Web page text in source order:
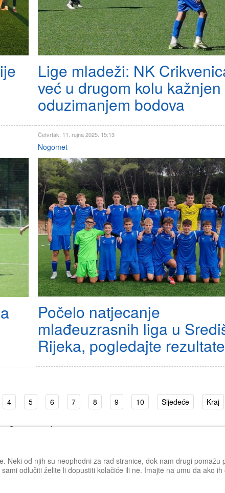
Lige mladeži: NK
već u drugom kolu kažnjen
oduzimanjem bodova
Četvrtak, 11. rujna 2025. 15:13
Nogomet
Počelo natjecanje
mlađeuzrasnih liga u
Rijeka, pogledajte rezultate
4 5 6 7 8 9 10 Sljedeće Kraj
Stranica 2 od 21
Impressum
Neki od njih su neophodni za rad stranice, dok nam drugi pomažu
odlučiti želite li dopustiti kolačiće ili ne. Imajte na umu da ako